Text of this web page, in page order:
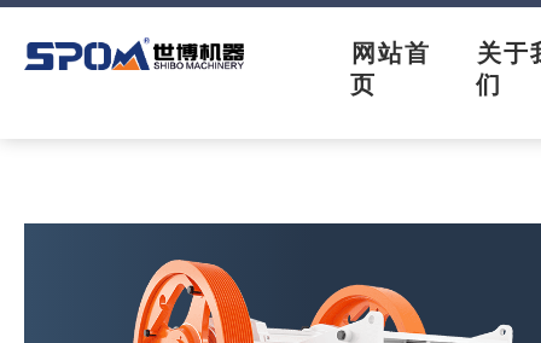
网站首
页
关于
们